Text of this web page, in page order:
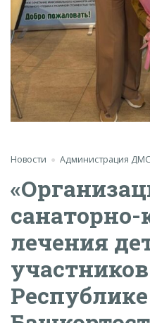
Новости Администрация ДМС
санаторно-
лечения
Республике